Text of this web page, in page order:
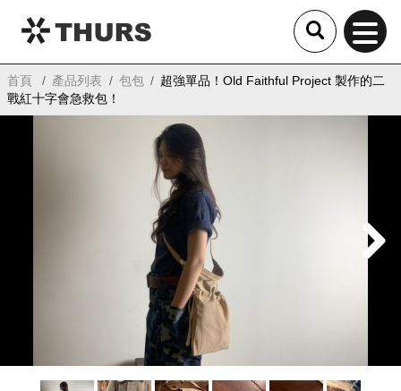
THURS
首頁 產品列表 包包
超強單品！Old Faithful Project 製作的二
戰紅十字會急救包！